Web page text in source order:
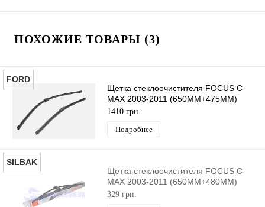
ПОХОЖИЕ ТОВАРЫ (3)
FORD
Щетка стеклоочистителя FOCUS C-
MAX 2003-2011 (650MM+475MM)
ORIGINAL
1410 грн.
Подробнее
SILBAK
Щетка стеклоочистителя FOCUS C-
MAX 2003-2011 (650MM+480MM)
SILBAK
329 грн.